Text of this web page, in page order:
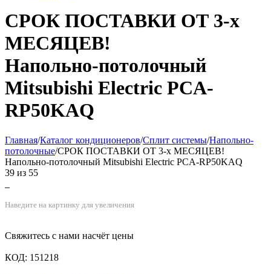
СРОК ПОСТАВКИ ОТ 3-х
МЕСЯЦЕВ!
Напольно-потолочный
Mitsubishi Electric PCA-
RP50KAQ
Главная/Каталог кондиционеров/Cплит системы/Напольно-
потолочные/СРОК ПОСТАВКИ ОТ 3-х МЕСЯЦЕВ!
Напольно-потолочный Mitsubishi Electric PCA-RP50KAQ
39 из 55
Наведите на картинку для увеличения
Свяжитесь с нами насчёт цены
КОД: 151218